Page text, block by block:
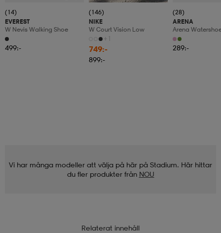
(14)
EVEREST
W Nevis Walking Shoe
499:-
(146)
NIKE
W Court Vision Low
+1
749:-
899:-
(28)
ARENA
Arena
289:-
Vi har många modeller att välja på här på Stadium. Här hittar
du fler produkter från NOU
Relaterat innehåll